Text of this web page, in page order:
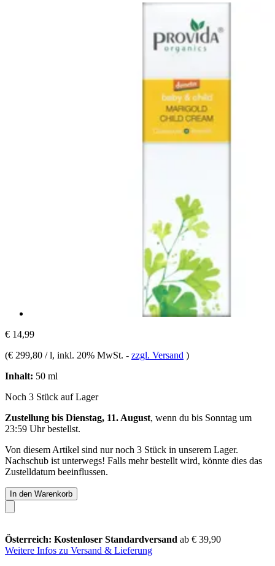
€ 14,99
(€ 299,80 / l, inkl. 20% MwSt. - zzgl. Versand )
Inhalt: 50 ml
Noch 3 Stück auf Lager
Zustellung bis Dienstag, 11. August, wenn du bis Sonntag um
23:59 Uhrbestellst.
Von diesem Artikel sind nur noch 3 Stück in unserem Lager.
Nachschub ist unterwegs! Falls mehr bestellt wird, könnte dies das
Zustelldatum beeinflussen.
In den Warenkorb
Österreich: Kostenloser Standardversand ab € 39,90
Weitere Infos zu Versand & Lieferung